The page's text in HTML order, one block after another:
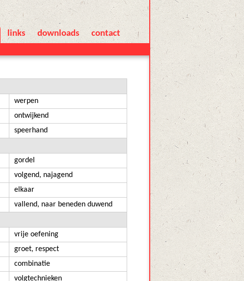
werpen
ontwijkend
speerhand
gordel
volgend, najagend
elkaar
vallend, naar beneden duwend
vrije oefening
groet, respect
combinatie
volgtechnieken
links downloads contact